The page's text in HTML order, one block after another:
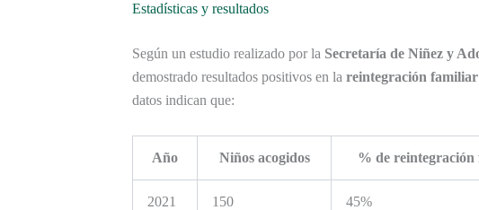
Estadísticas y resultados
Según un estudio realizado por la Secretaría de Niñez y
demostrado resultados positivos en la reintegración familiar
datos indican que:
Año Niños acogidos % de
2021 150 45%